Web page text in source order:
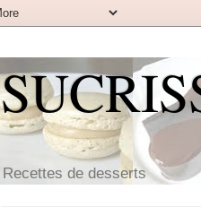
Recettes de desserts